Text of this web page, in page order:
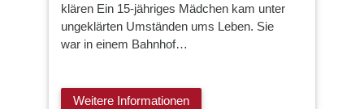
klären Ein 15-jähriges Mädchen kam unter
ungeklärten Umständen ums Leben. Sie
war in einem Bahnhof…
Weitere Informationen